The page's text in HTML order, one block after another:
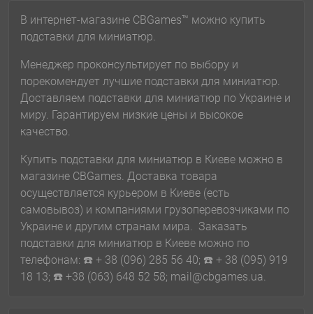
В интернет-магазине CBGames™ можно купить
подставки для миниатюр.
Менеджер проконсультирует по выбору и
порекомендует лучшие подставки для миниатюр.
Доставляем подставки для миниатюр по Украине и
миру. Гарантируем низкие цены и высокое
качество.
Купить подставки для миниатюр в Киеве можно в
магазине CBGames. Доставка товара
осуществляется курьером в Киеве (есть
самовывоз) и компаниями грузоперевозчиками по
Украине и другим странам мира. Заказать
подставки для миниатюр в Киеве можно по
телефонам: ☎️ + 38 (096) 285 56 40; ☎️ + 38 (095) 919
18 13; ☎️ +38 (063) 648 52 58; mail@cbgames.ua.